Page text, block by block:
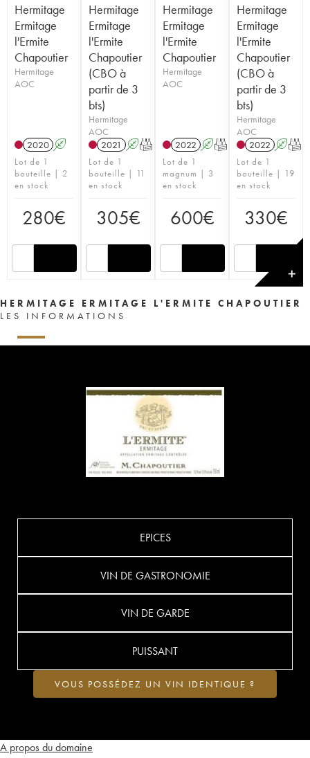
Hermitage
Ermitage
l'Ermite
Chapoutier
Hermitage
AOC
2020 A
Lot de 1
bouteille | 2
en stock
280€
Hermitage
Ermitage
l'Ermite
Chapoutier
(CBO à
partir de 3
bts)
Hermitage
AOC
2021
AT
Lot de 1
bouteille | 11
en stock
305€
Hermitage
Ermitage
l'Ermite
Chapoutier
Hermitage
AOC
2022 AT
Lot de 1
magnum | 3
en stock
600€
Hermitage
Ermitage
l'Ermite
Chapoutier
(CBO à
partir de 3
bts)
Hermitage
AOC
2022 AT
Lot de 1
bouteille | 19
en stock
330€
✕
HERMITAGE ERMITAGE L'ERMITE CHAPOUTIER
LES INFORMATIONS
A propos du domaine
EPICES
VIN DE GASTRONOMIE
VIN DE GARDE
PUISSANT
VOUS POSSÉDEZ UN VIN IDENTIQUE ?